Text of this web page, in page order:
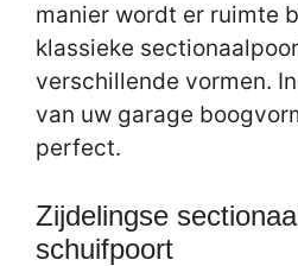
manier wordt er ruimte
klassieke
verschillende vormen.
van uw garage
perfect.
Zijdelingse
schuifpoort